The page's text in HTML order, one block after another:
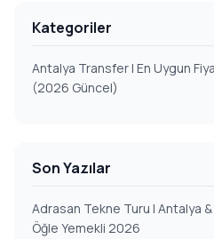
Kategoriler
Antalya Transfer | En Uygun
(2026 Güncel)
Son Yazılar
Adrasan Tekne Turu | Antalya &
Öğle Yemekli 2026